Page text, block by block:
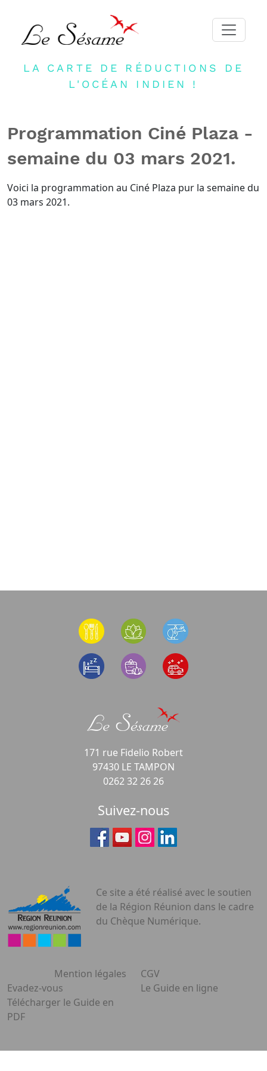
ACCUEIL
BLOG
NEWSLETTER
DEVENIR PARTENAIRE
LA CARTE DE RÉDUCTIONS DE
L'OCÉAN INDIEN !
Programmation Ciné Plaza -
semaine du 03 mars 2021.
Voici la programmation au Ciné Plaza pur la semaine du
03 mars 2021.
171 rue Fidelio Robert
97430 LE TAMPON
0262 32 26 26
Suivez-nous
Ce site a été réalisé avec le soutien
de la Région Réunion dans le cadre
du Chèque Numérique.
Mention légales
CGV
Evadez-vous
Le Guide en ligne
Télécharger le Guide en
PDF